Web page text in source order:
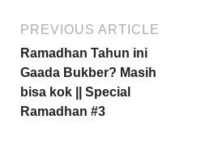
PREVIOUS ARTICLE
Ramadhan Tahun ini
Gaada Bukber? Masih
bisa kok || Special
Ramadhan #3